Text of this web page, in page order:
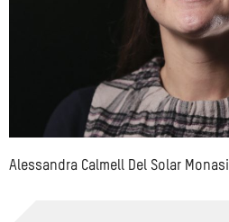
Alessandra Calmell Del Solar Monasi